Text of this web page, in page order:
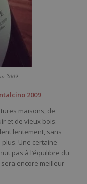
2009
2009
maisons, de
et de vieux bois.
lentement, sans
Une certaine
pas à l’équilibre du
sera encore meilleur